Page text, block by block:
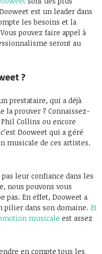
est un leader dans
les besoins et la
pouvez faire appel à
seront au
?
prestataire, qui a déjà
la prouver ? Connaissez-
Collins ou encore
Dooweet qui a géré
musicale de ces artistes.
leur confiance dans les
nous pouvons vous
pas. En effet, Dooweet a
pilier dans son domaine. Et
musicale est assez
en compte tous les